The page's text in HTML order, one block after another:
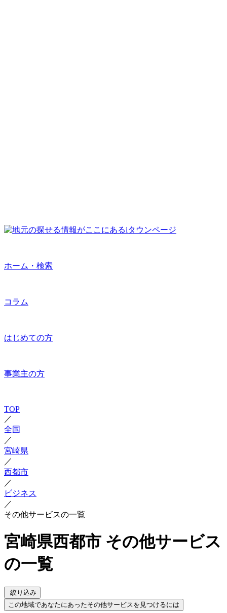
ホーム・検索
コラム
はじめての方
事業主の方
TOP
／
全国
／
宮崎県
／
西都市
／
ビジネス
／
その他サービスの一覧
宮崎県西都市 その他サービス
の一覧
絞り込み
この地域であなたにあったその他サービスを見つけるには